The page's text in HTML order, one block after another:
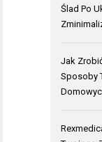
Ślad Po
Jak
Sposoby